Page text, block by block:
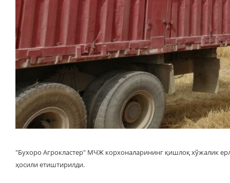
"Бухоро Агрокластер" МЧЖ корхоналарининг қишлоқ хўжалик
ҳосили етиштирилди.